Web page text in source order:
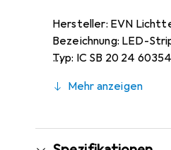
Hersteller: EVN
Bezeichnung: LED-
Typ: IC SB 20 24
Leuchtmittel: LED
Ausführung: Band
Anzahl der
Mehr anzeigen